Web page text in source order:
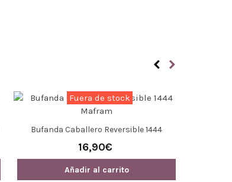
Fuera de stock
Bufanda Caballero Reversible 1444
Mafram
16,90€
Añadir al carrito